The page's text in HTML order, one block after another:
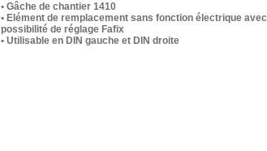
• Gâche de chantier 1410
• Elément de remplacement sans fonction électrique avec
possibilité de réglage Fafix
• Utilisable en DIN gauche et DIN droite